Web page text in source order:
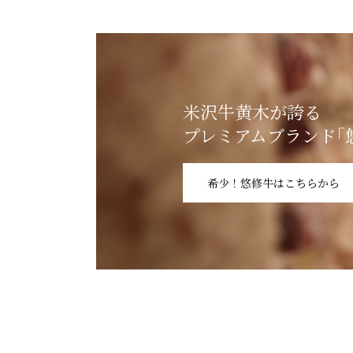
米沢牛黄木が誇る
プレミアムブランド｢
希少！悠修牛はこちらから